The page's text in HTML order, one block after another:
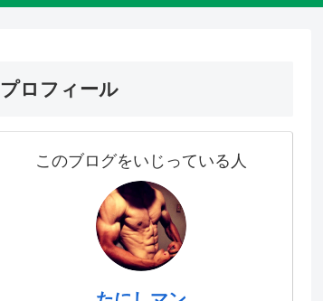
プロフィール
このブログをいじっている人